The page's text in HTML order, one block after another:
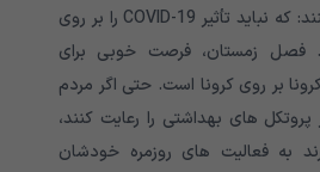
کارشناسان تأکید می کنند: که نباید تأثیر COVID-19 را بر روی
فصل زمستان، فرصت خوبی برای
بر روی کرونا است. حتی اگر مردم
های بهداشتی را رعایت کنند،
به فعالیت های روزمره خودشان